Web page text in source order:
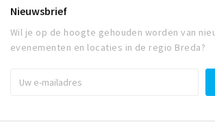
Nieuwsbrief
Wil je op de hoogte gehouden worden van
evenementen en locaties in de regio Breda?